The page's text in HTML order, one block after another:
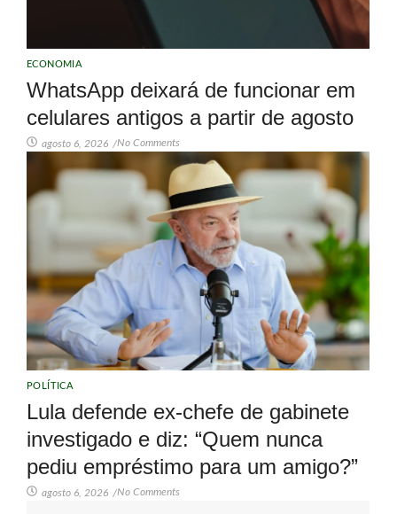
ECONOMIA
WhatsApp deixará de funcionar em
celulares antigos a partir de agosto
agosto 6, 2026 /No Comments
POLÍTICA
Lula defende ex-chefe de gabinete
investigado e diz: “Quem nunca
pediu empréstimo para um amigo?”
agosto 6, 2026 /No Comments